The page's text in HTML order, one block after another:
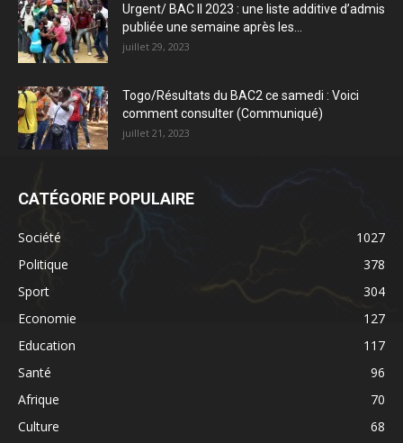
Urgent/ BAC II 2023 : une liste additive d’admis
publiée une semaine après les...
juillet 29, 2023
Togo/Résultats du BAC2 ce samedi : Voici
comment consulter (Communiqué)
juillet 21, 2023
CATÉGORIE POPULAIRE
Société
1027
Politique
378
Sport
304
Economie
127
Education
117
Santé
96
Afrique
70
Culture
68